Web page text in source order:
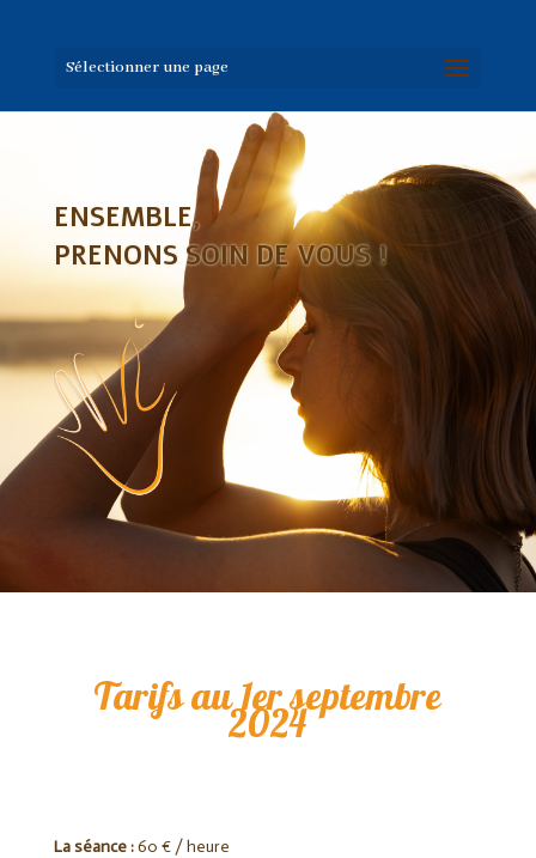
Sélectionner une page
ENSEMBLE,
PRENONS SOIN DE VOUS !
Tarifs au 1er septembre
2024
La séance :60 € / heure